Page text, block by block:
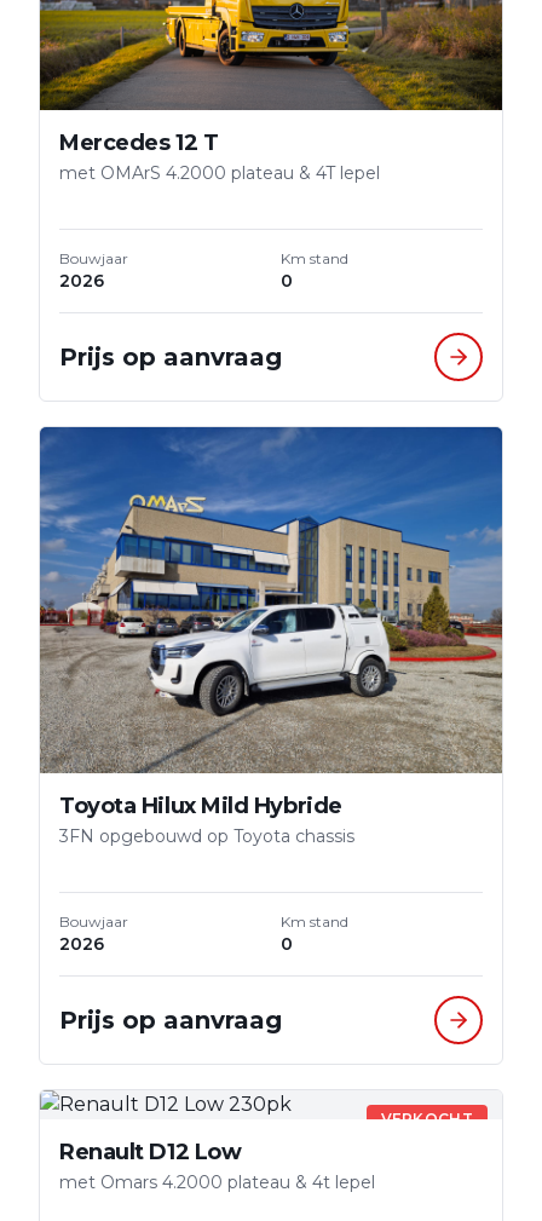
Mercedes 12 T
met OMArS 4.2000 plateau & 4T lepel
Bouwjaar
2026
Km stand
0
Prijs op aanvraag
Toyota Hilux Mild Hybride
3FN opgebouwd op Toyota chassis
Bouwjaar
2026
Km stand
0
Prijs op aanvraag
VERKOCHT
Renault D12 Low
met Omars 4.2000 plateau & 4t lepel